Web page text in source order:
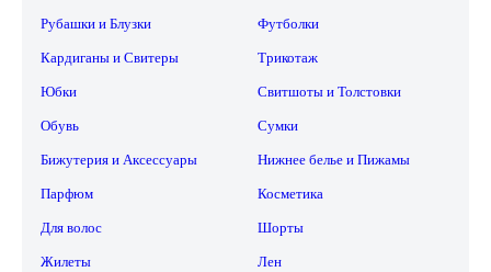
Рубашки и Блузки Футболки
Кардиганы и Свитеры Трикотаж
Юбки Свитшоты и Толстовки
Обувь Сумки
Бижутерия и Аксессуары Нижнее белье и Пижамы
Парфюм Косметика
Для волос Шорты
Жилеты Лен